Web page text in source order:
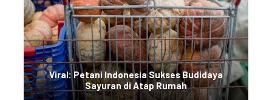
Viral: Petani Indonesia Sukses Budidaya
Sayuran di Atap Rumah